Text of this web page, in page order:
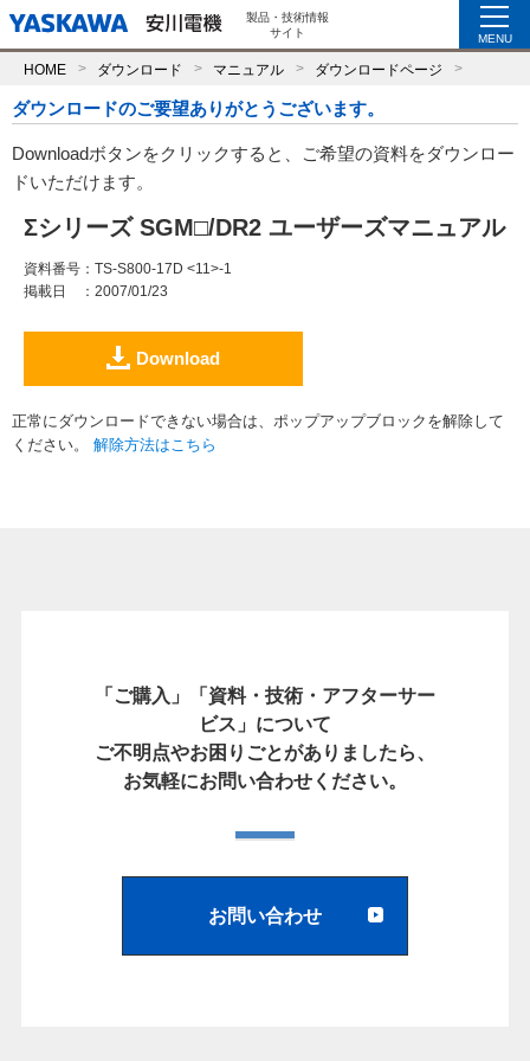
製品・技術情報
サイト
MENU
HOME ダウンロード マニュアル ダウンロードページ
ダウンロードのご要望ありがとうございます。
Downloadボタンをクリックすると、ご希望の資料をダウンロー
ドいただけます。
Σシリーズ SGM□/DR2 ユーザーズマニュアル
資料番号 ：TS-S800-17D <11>-1
掲載日
：2007/01/23
Download
正常にダウンロードできない場合は、ポップアップブロックを解除して
ください。 解除方法はこちら
「ご購入」「資料・技術・アフターサー
ビス」について
ご不明点やお困りごとがありましたら、
お気軽にお問い合わせください。
お問い合わせ